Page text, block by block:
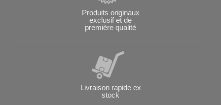
Produits originaux
exclusif et de
première qualité
Livraison rapide ex
stock